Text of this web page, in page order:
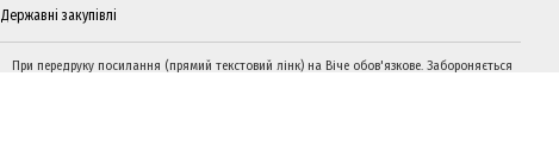
Державні закупівлі
При передруку посилання (прямий текстовий лінк) на Віче обов'язкове. Забороняється